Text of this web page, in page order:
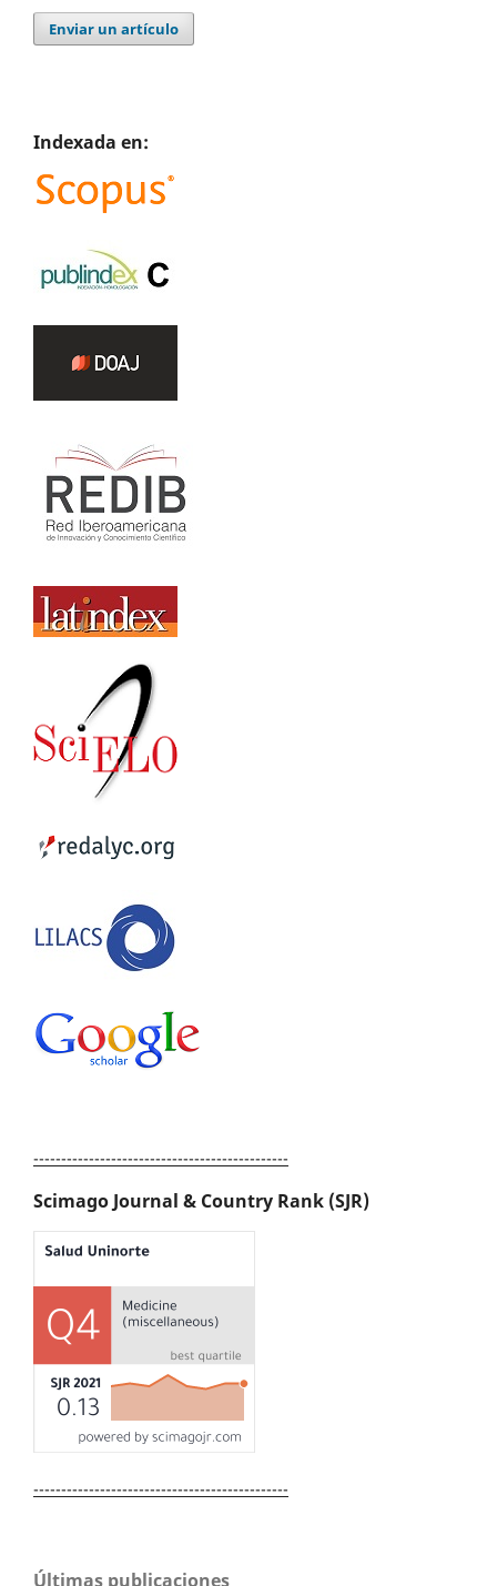
Enviar un artículo
Indexada en:
----------------------------------------------
Scimago Journal & Country Rank (SJR)
----------------------------------------------
Últimas publicaciones